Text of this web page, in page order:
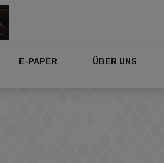
E-PAPER ÜBER UNS